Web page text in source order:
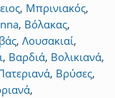
, Μπρινιακός,
, Βόλακας,
, Λουσακιαί,
, Βαρδιά, Βολικιανά,
, Βρύσες,
,